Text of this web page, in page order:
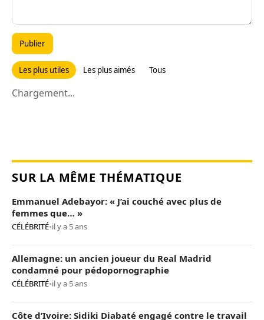
Publier
Les plus utiles Les plus aimés Tous
Chargement...
SUR LA MÊME THÉMATIQUE
Emmanuel Adebayor: « J’ai couché avec plus de
femmes que… »
CÉLÉBRITÉ•il y a 5 ans
Allemagne: un ancien joueur du Real Madrid
condamné pour pédopornographie
CÉLÉBRITÉ•il y a 5 ans
Côte d’Ivoire: Sidiki Diabaté engagé contre le travail